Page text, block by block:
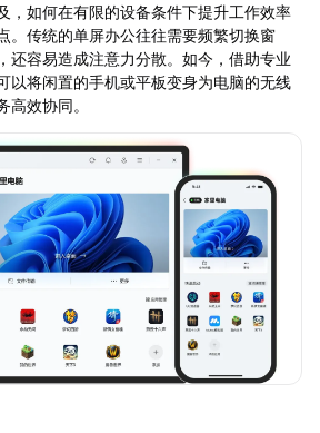
，如何在有限的设备条件下提升工作效率
。传统的单屏办公往往需要频繁切换窗
还容易造成注意力分散。如今，借助专业
以将闲置的手机或平板变身为电脑的无线
高效协同。